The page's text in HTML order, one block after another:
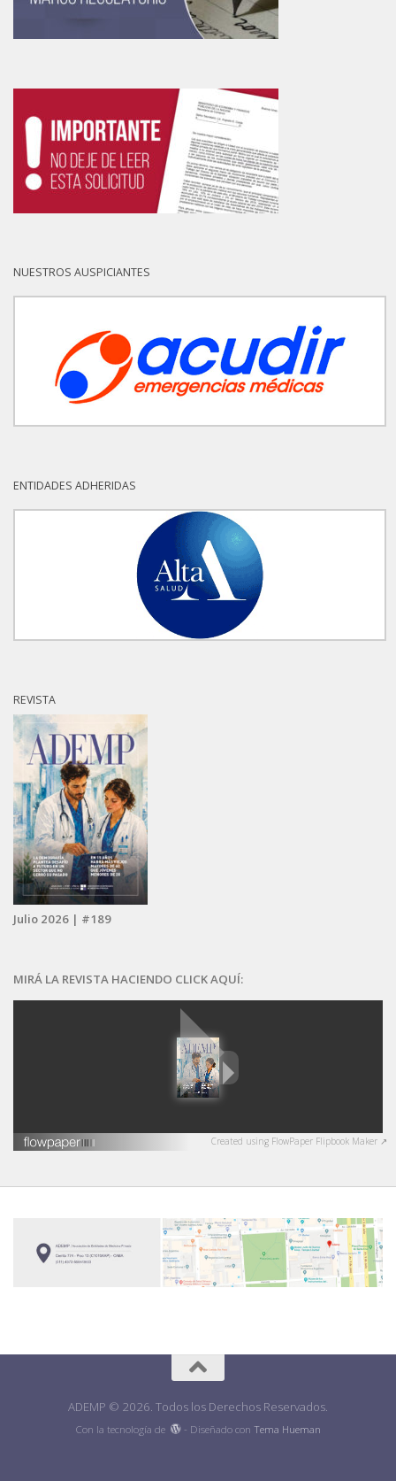
NUESTROS AUSPICIANTES
ENTIDADES ADHERIDAS
REVISTA
Julio 2026 | #189
MIRÁ LA REVISTA HACIENDO CLICK AQUÍ:
Created using FlowPaper Flipbook Maker ↗
ADEMP © 2026. Todos los Derechos Reservados.
Con la tecnología de - Diseñado con Tema Hueman